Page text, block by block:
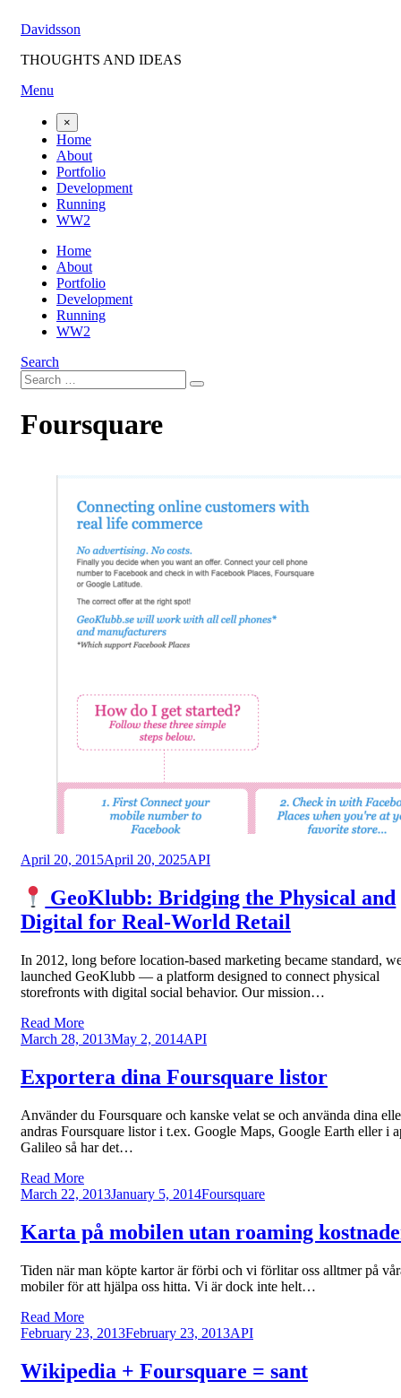
Davidsson
THOUGHTS AND IDEAS
Menu
×
Home
About
Portfolio
Development
Running
WW2
Home
About
Portfolio
Development
Running
WW2
Search
Search
for:
Search
Category
:
Foursquare
Posted
April 20, 2015April 20, 2025API
GeoKlubb: Bridging the Physical and
Digital for Real-World Retail
In 2012, long before location-based marketing became standard,
launched GeoKlubb — a platform designed to connect physical
storefronts with digital social behavior. Our mission…
Read More
Posted
March 28, 2013May 2, 2014API
Exportera dina Foursquare listor
Använder du Foursquare och kanske velat se och använda dina
andras Foursquare listor i t.ex. Google Maps, Google Earth eller i
Galileo så har det…
Read More
Posted
March 22, 2013January 5, 2014Foursquare
Karta på mobilen utan roaming
Tiden när man köpte kartor är förbi och vi förlitar oss alltmer på
mobiler för att hjälpa oss hitta. Vi är dock inte helt…
Read More
Posted
February 23, 2013February 23, 2013API
Wikipedia + Foursquare = sant